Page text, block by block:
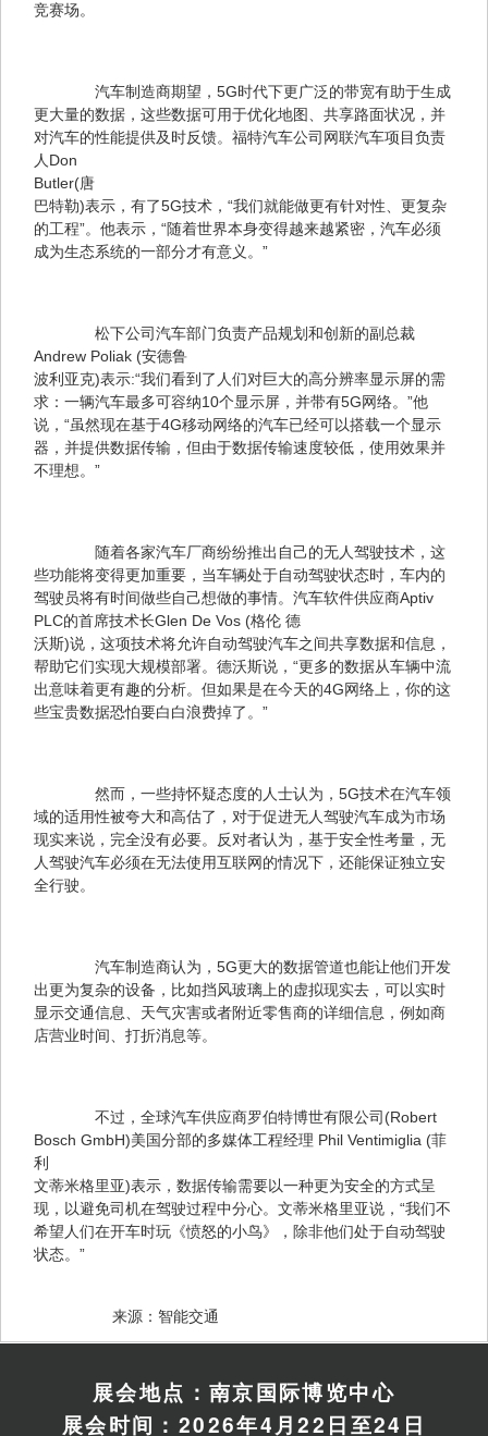
竞赛场。
汽车制造商期望，5G时代下更广泛的带宽有助于生成
更大量的数据，这些数据可用于优化地图、共享路面状况，并
对汽车的性能提供及时反馈。福特汽车公司网联汽车项目负责
人Don
Butler(唐
巴特勒)表示，有了5G技术，“我们就能做更有针对性、更复杂
的工程”。他表示，“随着世界本身变得越来越紧密，汽车必须
成为生态系统的一部分才有意义。”
松下公司汽车部门负责产品规划和创新的副总裁
Andrew Poliak (安德鲁
波利亚克)表示:“我们看到了人们对巨大的高分辨率显示屏的需
求：一辆汽车最多可容纳10个显示屏，并带有5G网络。”他
说，“虽然现在基于4G移动网络的汽车已经可以搭载一个显示
器，并提供数据传输，但由于数据传输速度较低，使用效果并
不理想。”
随着各家汽车厂商纷纷推出自己的无人驾驶技术，这
些功能将变得更加重要，当车辆处于自动驾驶状态时，车内的
驾驶员将有时间做些自己想做的事情。汽车软件供应商Aptiv
PLC的首席技术长Glen De Vos (格伦 德
沃斯)说，这项技术将允许自动驾驶汽车之间共享数据和信息，
帮助它们实现大规模部署。德沃斯说，“更多的数据从车辆中流
出意味着更有趣的分析。但如果是在今天的4G网络上，你的这
些宝贵数据恐怕要白白浪费掉了。”
然而，一些持怀疑态度的人士认为，5G技术在汽车领
域的适用性被夸大和高估了，对于促进无人驾驶汽车成为市场
现实来说，完全没有必要。反对者认为，基于安全性考量，无
人驾驶汽车必须在无法使用互联网的情况下，还能保证独立安
全行驶。
汽车制造商认为，5G更大的数据管道也能让他们开发
出更为复杂的设备，比如挡风玻璃上的虚拟现实去，可以实时
显示交通信息、天气灾害或者附近零售商的详细信息，例如商
店营业时间、打折消息等。
不过，全球汽车供应商罗伯特博世有限公司(Robert
Bosch GmbH)美国分部的多媒体工程经理 Phil Ventimiglia (菲
利
文蒂米格里亚)表示，数据传输需要以一种更为安全的方式呈
现，以避免司机在驾驶过程中分心。文蒂米格里亚说，“我们不
希望人们在开车时玩《愤怒的小鸟》，除非他们处于自动驾驶
状态。”
来源：智能交通
展会地点：南京国际博览中心
展会时间：2026年4月22日至24日